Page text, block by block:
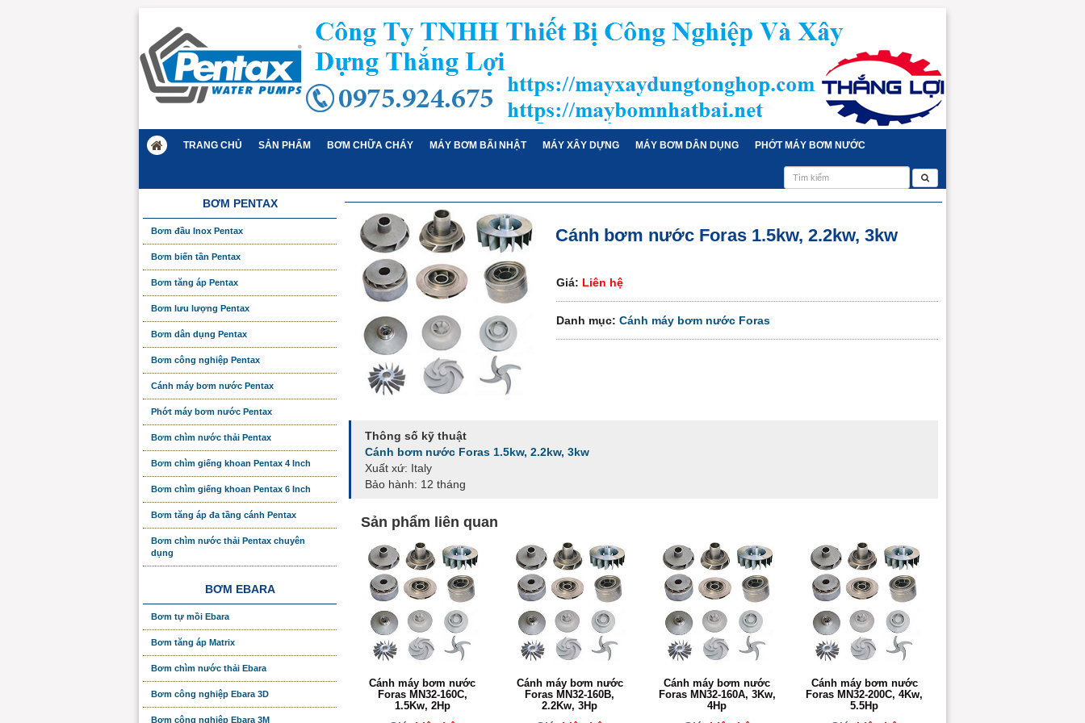
TRANG CHỦ SẢN PHẨM BƠM CHỮA CHÁY MÁY BƠM BÃI NHẬT MÁY XÂY DỰNG MÁY BƠM DÂN DỤNG PHỚT MÁY BƠM NƯỚC
Cánh bơm nước Foras 1.5kw, 2.2kw, 3kw
Giá: Liên hệ
Danh mục: Cánh máy bơm nước Foras
Thông số kỹ thuật
Cánh bơm nước Foras 1.5kw, 2.2kw, 3kw
Xuất xứ: Italy
Bảo hành: 12 tháng
Sản phẩm liên quan
Cánh máy bơm nước
Foras MN32-160C,
1.5Kw, 2Hp
Cánh máy bơm nước
Foras MN32-160B,
2.2Kw, 3Hp
Cánh máy bơm nước
Foras MN32-160A, 3Kw,
4Hp
Cánh máy bơm nước
Foras MN32-200C, 4Kw,
5.5Hp
BƠM PENTAX
Bơm đầu Inox Pentax
Bơm biến tần Pentax
Bơm tăng áp Pentax
Bơm lưu lượng Pentax
Bơm dân dụng Pentax
Bơm công nghiệp Pentax
Cánh máy bơm nước Pentax
Phớt máy bơm nước Pentax
Bơm chìm nước thải Pentax
Bơm chìm giếng khoan Pentax 4 Inch
Bơm chìm giếng khoan Pentax 6 Inch
Bơm tăng áp đa tầng cánh Pentax
Bơm chìm nước thải Pentax chuyên
dụng
BƠM EBARA
Bơm tự mồi Ebara
Bơm tăng áp Matrix
Bơm chìm nước thải Ebara
Bơm công nghiệp Ebara 3D
Bơm công nghiệp Ebara 3M